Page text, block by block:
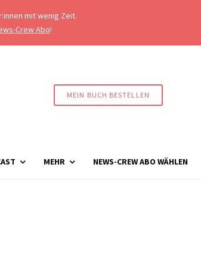
mit wenig Zeit.
Crew Abo!
MEIN BUCH BESTELLEN
MEHR NEWS-CREW ABO WÄHLEN